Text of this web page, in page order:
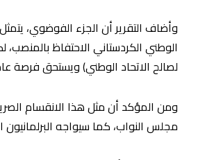
وأضاف التقرير أن الجزء الفوضوي،
لصالح الاتحاد الوطني) ويستحق فرصة
ومن المؤكد أن مثل هذا الانقسام
مجلس النواب، كما سيواجه